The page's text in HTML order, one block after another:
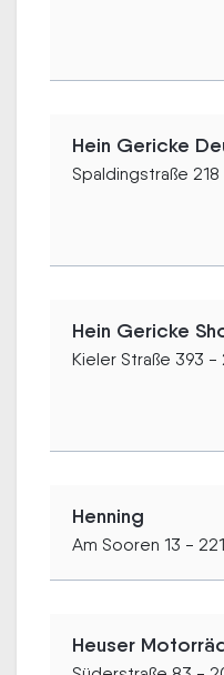
Hein Gericke
Spaldingstraße
Hein Gericke
Kieler Straße 393 -
Henning
Am Sooren 13 -
Heuser